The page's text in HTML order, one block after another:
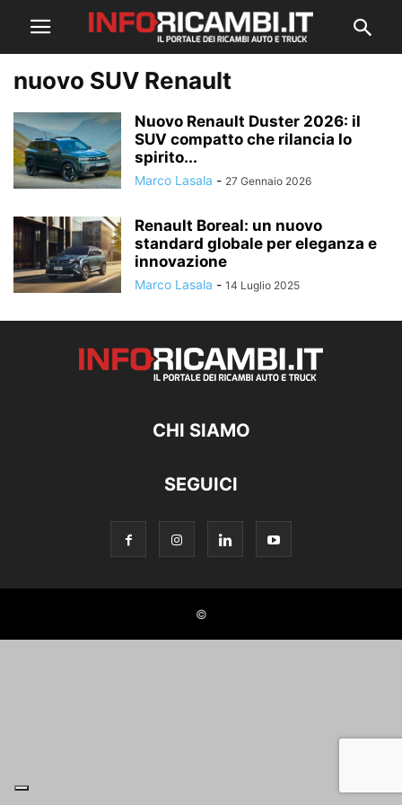
nuovo SUV Renault
Nuovo Renault Duster 2026: il
SUV compatto che rilancia lo
spirito...
Marco Lasala - 27 Gennaio 2026
Renault Boreal: un nuovo
standard globale per eleganza e
innovazione
Marco Lasala - 14 Luglio 2025
CHI SIAMO
SEGUICI
©